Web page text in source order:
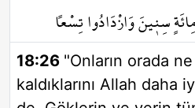
سِن۪ينَ وَازْدَادُوا تِسْعاً
18:26 "Onların orada
kaldıklarını Allah daha